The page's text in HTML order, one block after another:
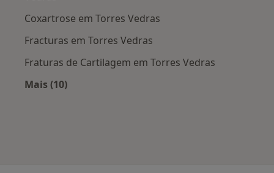
Coxartrose em Torres Vedras
Fracturas em Torres Vedras
Fraturas de Cartilagem em Torres Vedras
Mais (10)